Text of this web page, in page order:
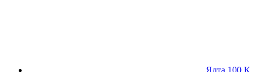
Ялта 100 К